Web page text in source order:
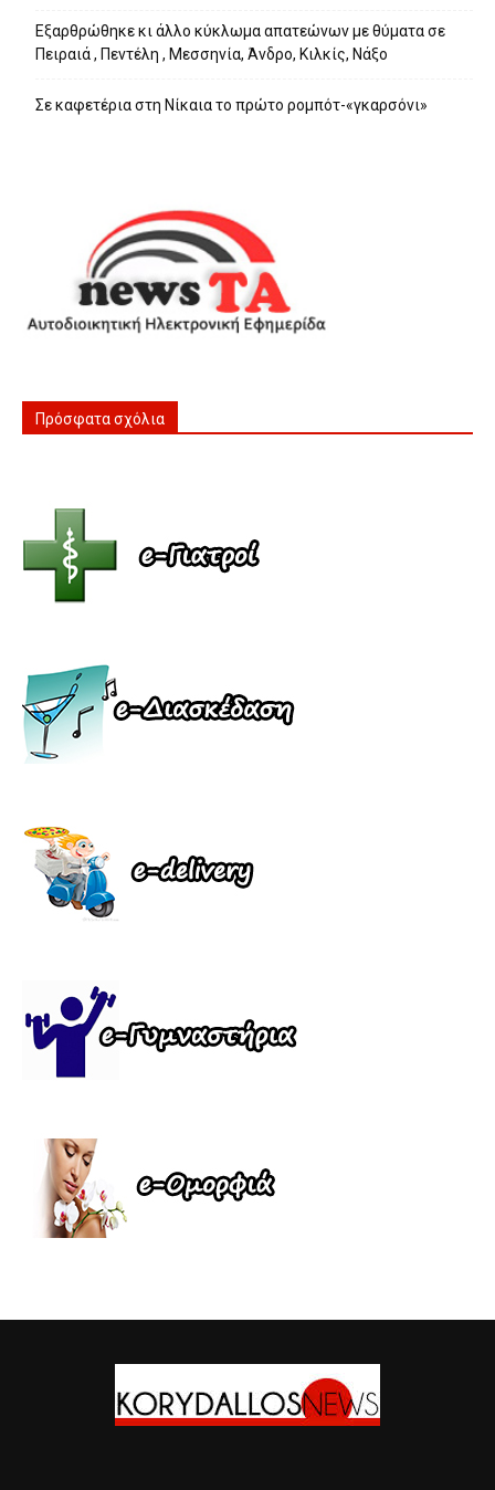
Εξαρθρώθηκε κι άλλο κύκλωμα απατεώνων με θύματα σε
Πειραιά , Πεντέλη , Μεσσηνία, Άνδρο, Κιλκίς, Νάξο
Σε καφετέρια στη Νίκαια το πρώτο ρομπότ-«γκαρσόνι»
Πρόσφατα σχόλια